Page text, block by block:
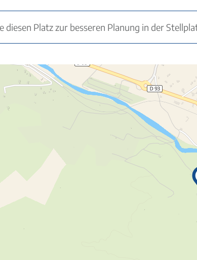
diesen Platz zur besseren Planung in der